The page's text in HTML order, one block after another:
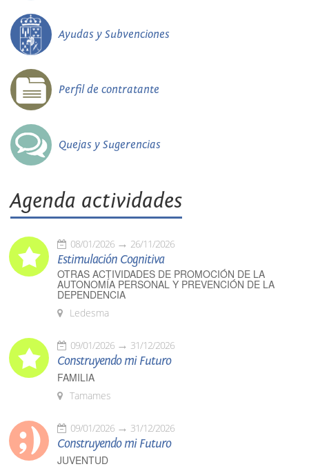
Ayudas y Subvenciones
Perfil de contratante
Quejas y Sugerencias
Agenda actividades
08/01/2026 26/11/2026
Estimulación Cognitiva
OTRAS ACTIVIDADES DE PROMOCIÓN DE LA
AUTONOMÍA PERSONAL Y PREVENCIÓN DE LA
DEPENDENCIA
Ledesma
09/01/2026 31/12/2026
Construyendo mi Futuro
FAMILIA
Tamames
09/01/2026 31/12/2026
Construyendo mi Futuro
JUVENTUD